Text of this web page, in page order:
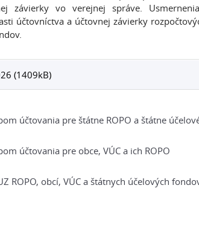
závierky vo verejnej správe.
účtovníctva a účtovnej závierky
(1409kB)
účtovania pre štátne ROPO a štátne
účtovania pre obce, VÚC a ich ROPO
ROPO, obcí, VÚC a štátnych účelových